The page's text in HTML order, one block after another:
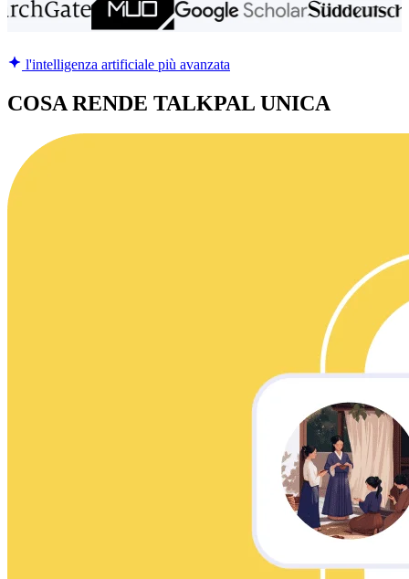
l'intelligenza artificiale più avanzata
COSA RENDE TALKPAL UNICA